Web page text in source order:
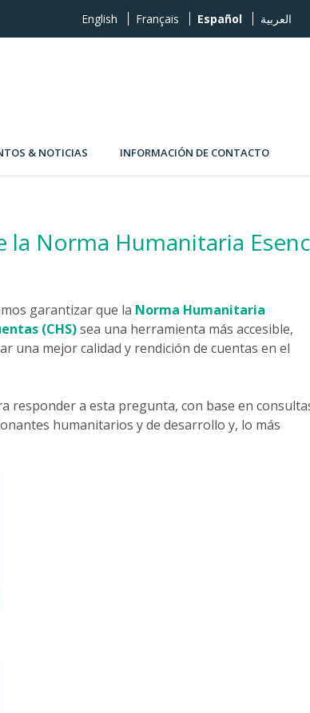
English Français Español العربية
& NOTICIAS INFORMACIÓN DE CONTACTO
la Norma Humanitaria
garantizar que la Norma Humanitaria
(CHS)sea una herramienta más accesible,
una mejor calidad y rendición de cuentas en el
responder a esta pregunta, con base en
humanitarios y de desarrollo y, lo más